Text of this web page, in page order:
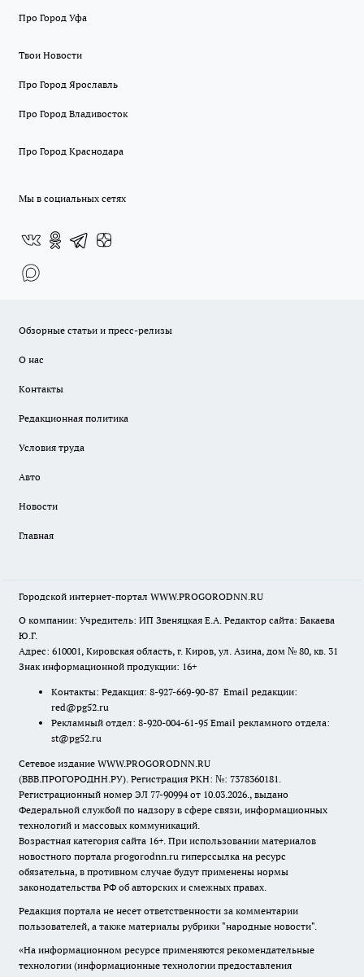
Про Город Уфа
Твои Новости
Про Город Ярославль
Про Город Владивосток
Про Город Краснодара
Мы в социальных сетях
Обзорные статьи и пресс-релизы
О нас
Контакты
Редакционная политика
Условия труда
Авто
Новости
Главная
Городской интернет-портал WWW.PROGORODNN.RU
О компании: Учредитель: ИП Звеняцкая Е.А. Редактор сайта: Бакаева
Ю.Г.
Адрес: 610001, Кировская область, г. Киров, ул. Азина, дом № 80, кв. 31
Знак информационной продукции: 16+
Контакты: Редакция: 8-927-669-90-87 Email редакции:
red@pg52.ru
Рекламный отдел: 8-920-004-61-95 Email рекламного отдела:
st@pg52.ru
Сетевое издание WWW.PROGORODNN.RU
(ВВВ.ПРОГОРОДНН.РУ). Регистрация РКН: №: 7378360181.
Регистрационный номер ЭЛ 77-90994 от 10.03.2026., выдано
Федеральной службой по надзору в сфере связи, информационных
технологий и массовых коммуникаций.
Возрастная категория сайта 16+. При использовании материалов
новостного портала progorodnn.ru гиперссылка на ресурс
обязательна, в противном случае будут применены нормы
законодательства РФ об авторских и смежных правах.
Редакция портала не несет ответственности за комментарии
пользователей, а также материалы рубрики "народные новости".
«На информационном ресурсе применяются рекомендательные
технологии (информационные технологии предоставления